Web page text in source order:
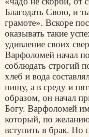
Благодать Свою, и
грамоте». Вскоре
оказывать такие
удивление своих
Варфоломей начал
соблюдать строгий
хлеб и вода
пищу, а в среду и
образом, он начал
Богу. Варфоломей
который, по
вступить в брак. Но